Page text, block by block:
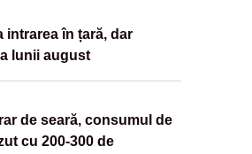
intrarea în țară, dar
lunii august
de seară, consumul de
cu 200-300 de